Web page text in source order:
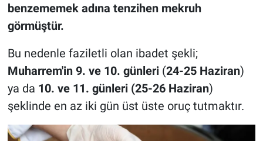
benzememek adına tenzihen mekruh
görmüştür.
Bu nedenle faziletli olan ibadet şekli;
Muharrem'in 9. ve 10. günleri(24-25 Haziran)
ya da 10. ve 11. günleri (25-26 Haziran)
şeklinde en az iki gün üst üste oruç tutmaktır.